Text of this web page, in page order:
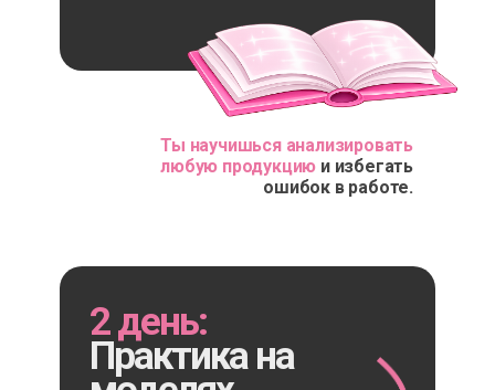
Ты научишься анализировать
любую продукцию и избегать
ошибок в работе.
2 день:
Практика на